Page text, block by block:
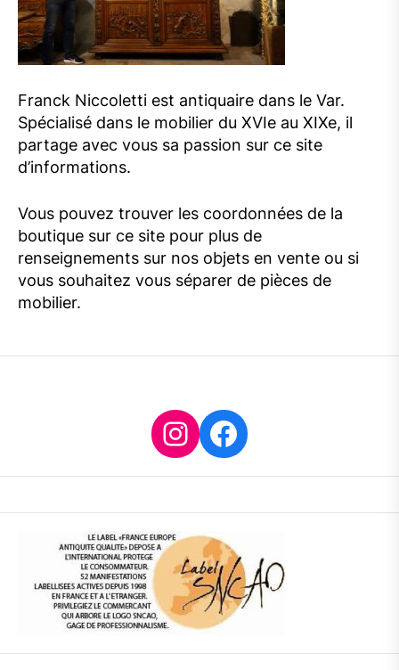
Franck Niccoletti est antiquaire dans le Var.
Spécialisé dans le mobilier du XVIe au XIXe, il
partage avec vous sa passion sur ce site
d’informations.
Vous pouvez trouver les coordonnées de la
boutique sur ce site pour plus de
renseignements sur nos objets en vente ou si
vous souhaitez vous séparer de pièces de
mobilier.
Instagram
Facebook